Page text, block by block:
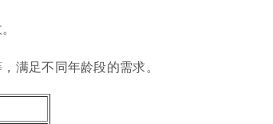
满足不同年龄段的需求。